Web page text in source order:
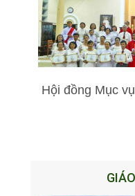
Hội đồng Mục